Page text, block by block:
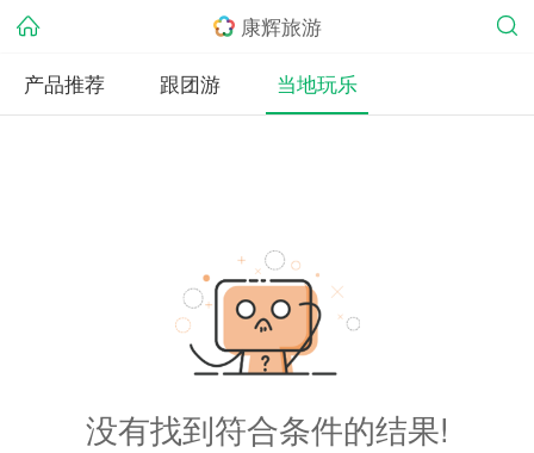
康辉旅游
产品推荐
跟团游 当地玩乐
没有找到符合条件的结果!